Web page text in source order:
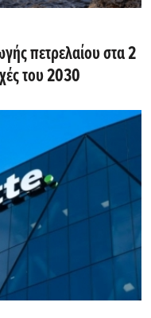
πετρελαίου στα 2
του 2030